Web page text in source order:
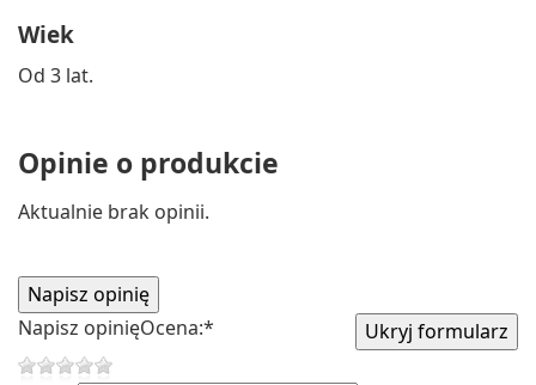
Wiek
Od 3 lat.
Opinie o produkcie
Aktualnie brak opinii.
Napisz opinięOcena:*